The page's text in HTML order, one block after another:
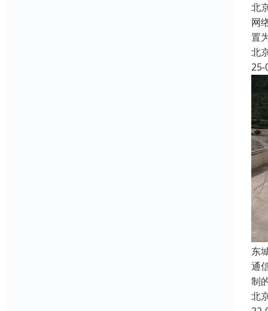
北
网
置
北
25-
东
通
制
北